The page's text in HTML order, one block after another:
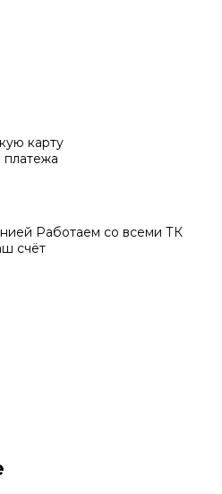
карту
Работаем со всеми ТК
счёт